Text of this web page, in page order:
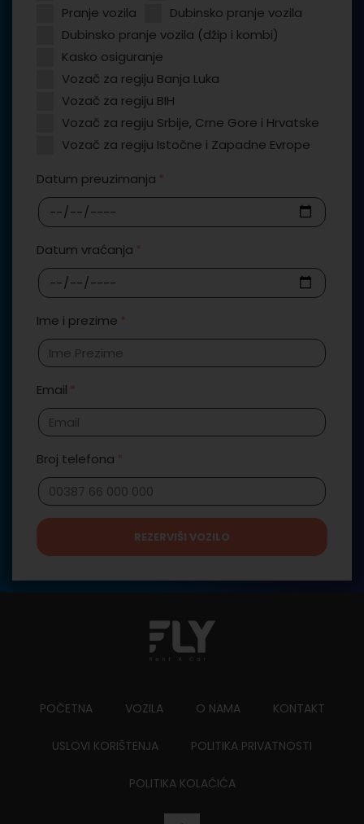
Pranje vozila
Dubinsko pranje vozila
Dubinsko pranje vozila (džip i kombi)
Kasko osiguranje
Vozač za regiju Banja Luka
Vozač za regiju BIH
Vozač za regiju Srbije, Crne Gore i Hrvatske
Vozač za regiju Istočne i Zapadne Evrope
Datum preuzimanja
Datum vraćanja
Ime i prezime
Email
Broj telefona
REZERVIŠI VOZILO
POČETNA VOZILA O NAMA KONTAKT
USLOVI KORIŠTENJA POLITIKA PRIVATNOSTI
POLITIKA KOLAĆIĆA